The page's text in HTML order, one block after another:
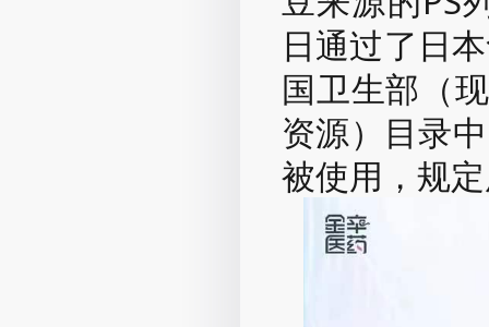
日通过了日
国卫生部（
资源）目录
被使用，规